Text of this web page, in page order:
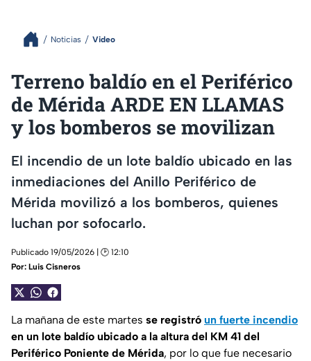
Noticias Video
Terreno baldío en el Periférico
de Mérida ARDE EN LLAMAS
y los bomberos se movilizan
El incendio de un lote baldío ubicado en las
inmediaciones del Anillo Periférico de
Mérida movilizó a los bomberos, quienes
luchan por sofocarlo.
Publicado 19/05/2026 | 🕑 12:10
Por: Luis Cisneros
La mañana de este martes se registró un fuerte incendio
en un lote baldío ubicado a la altura del KM 41 del
Periférico Poniente de Mérida, por lo que fue necesario